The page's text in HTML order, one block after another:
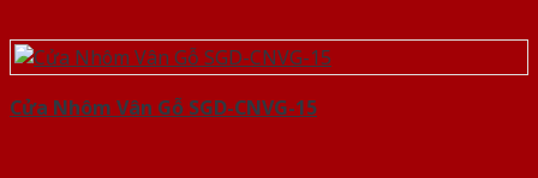
Cửa Nhôm Vân Gỗ SGD-CNVG-15